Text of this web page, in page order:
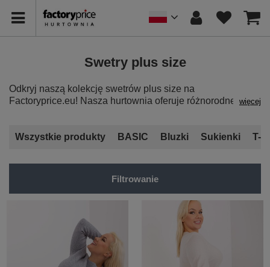
Swetry plus size
Odkryj naszą kolekcję swetrów plus size na
Factoryprice.eu! Nasza hurtownia oferuje różnorodne
element garderoby. Dzięki wysokiej jakości materiałom,
więcej
Wszystkie produkty BASIC Bluzki Sukienki T-
Filtrowanie